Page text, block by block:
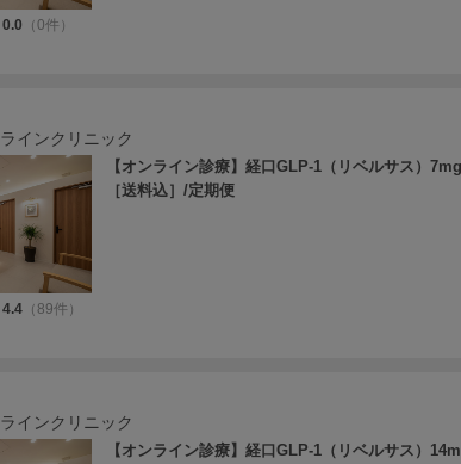
0.0 （0件）
インクリニック
【オンライン診療】経口GLP-1（リベルサス）
［送料込］/定期便
4.4 （89件）
インクリニック
【オンライン診療】経口GLP-1（リベルサス）